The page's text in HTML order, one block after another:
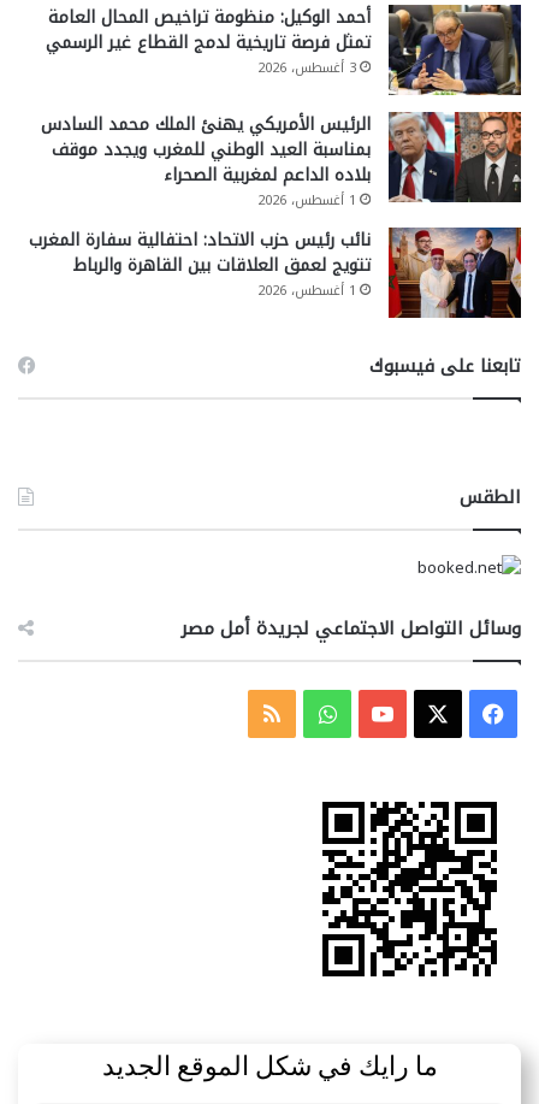
أحمد الوكيل: منظومة تراخيص المحال العامة
تمثل فرصة تاريخية لدمج القطاع غير الرسمي
3 أغسطس، 2026
الرئيس الأمريكي يهنئ الملك محمد السادس
بمناسبة العيد الوطني للمغرب ويجدد موقف
بلاده الداعم لمغربية الصحراء
1 أغسطس، 2026
نائب رئيس حزب الاتحاد: احتفالية سفارة المغرب
تتويج لعمق العلاقات بين القاهرة والرباط
1 أغسطس، 2026
تابعنا على فيسبوك
الطقس
وسائل التواصل الاجتماعي لجريدة أمل مصر
فيسبوك ‫YouTubeواتسابملخص
ما رايك في شكل الموقع الجديد